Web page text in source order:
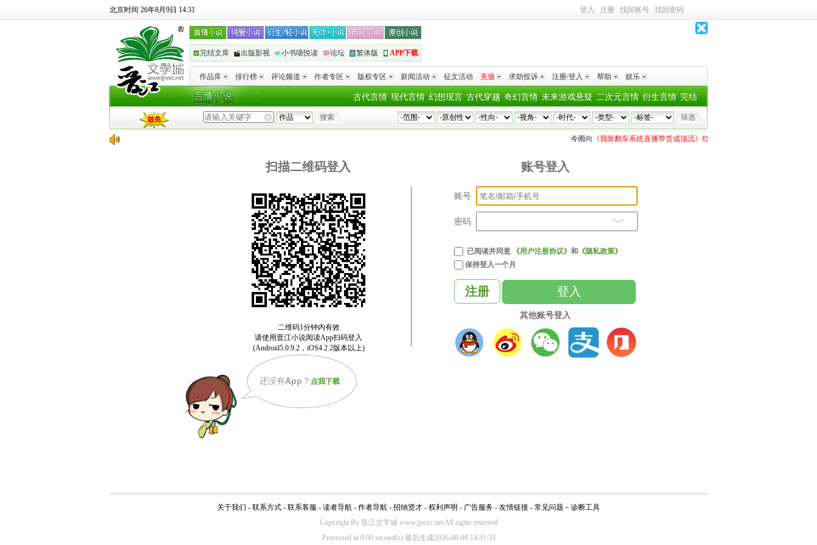
北京时间 26年8月9日 14:31 登入 注册 找回账号 找回密码
完结文库 出版影视 小书喵悦读 论坛 繁体版 APP下载
作品库 排行榜 评论频道 作者专区 版权专区 新闻活动 征文活动 充值 求助投诉 注册/登入 帮助 娱乐
完结
衍生言情
二次元言情
未来游戏悬疑
奇幻言情
古代穿越
幻想现言
现代言情
古代言情
今雨向《我靠翻车系统直播带货成顶流》红糖烤蜜薯
扫描二维码登入
还没有App ？ 点我下载
账号登入
账号
密码
已阅读并同意 《用户注册协议》 和
《隐私政策》
保持登入一个月
注册 登入
其他账号登入
关于我们 - 联系方式 - 联系客服 - 读者导航 - 作者导航 - 招纳贤才 - 权利声明 - 广告服务 - 友情链接 - 常见问题 － 诊断工具
Copyright By 晋江文学城 www.jjwxc.net All rights reserved
Processed in 0.00 second(s) 最后生成2026-08-09 14:31:53